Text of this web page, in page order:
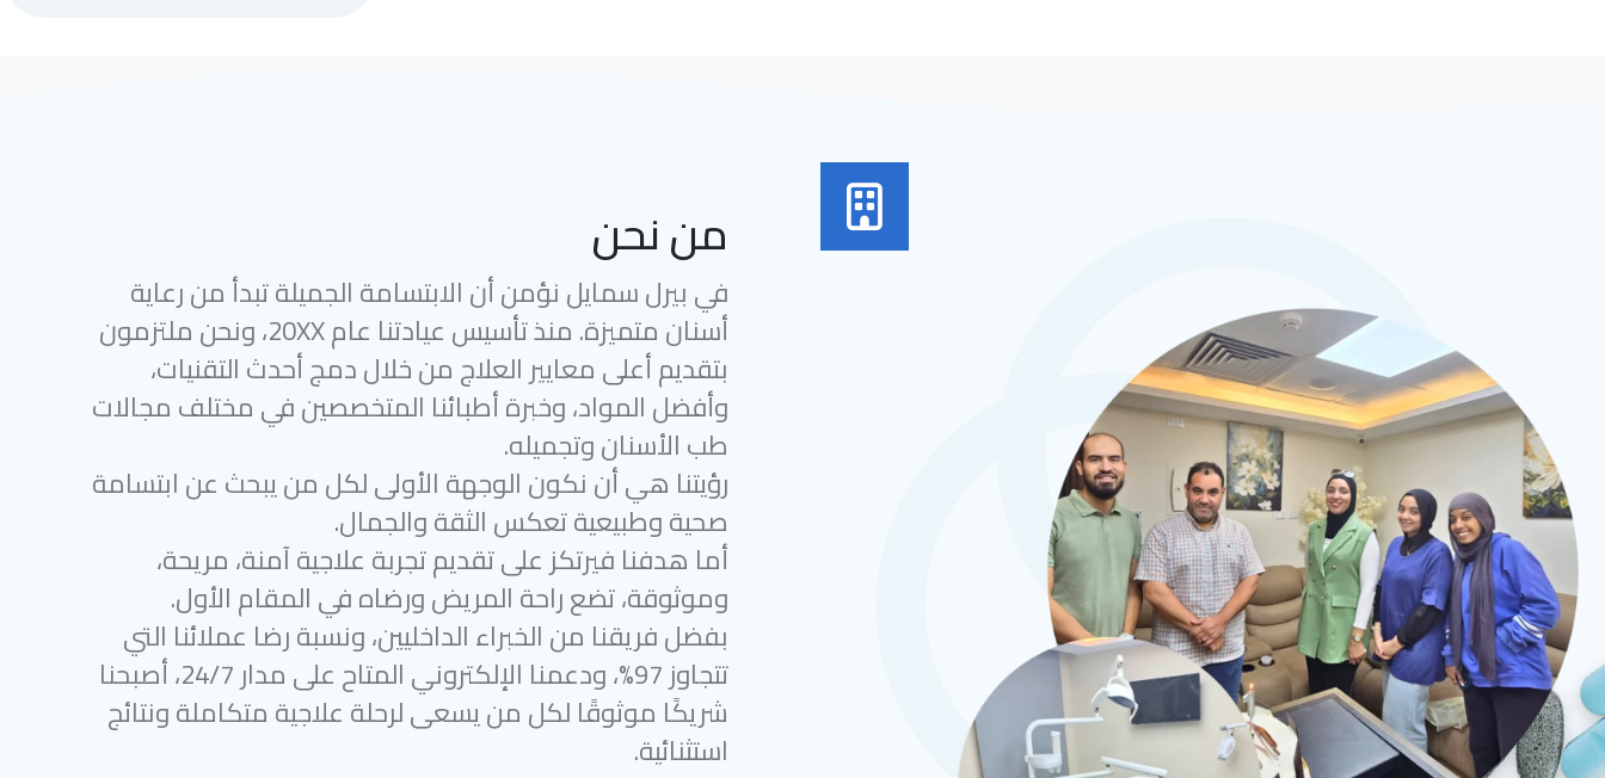
من نحن
في بيرل سمايل نؤمن أن الابتسامة الجميلة تبدأ من رعاية
أسنان متميزة. منذ تأسيس عيادتنا عام 20XX، ونحن ملتزمون
بتقديم أعلى معايير العلاج من خلال دمج أحدث التقنيات،
وأفضل المواد، وخبرة أطبائنا المتخصصين في مختلف مجالات
طب الأسنان وتجميله.
رؤيتنا هي أن نكون الوجهة الأولى لكل من يبحث عن ابتسامة
صحية وطبيعية تعكس الثقة والجمال.
أما هدفنا فيرتكز على تقديم تجربة علاجية آمنة، مريحة،
وموثوقة، تضع راحة المريض ورضاه في المقام الأول.
بفضل فريقنا من الخبراء الداخليين، ونسبة رضا عملائنا التي
تتجاوز 97%، ودعمنا الإلكتروني المتاح على مدار 24/7، أصبحنا
شريكًا موثوقًا لكل من يسعى لرحلة علاجية متكاملة ونتائج
استثنائية.